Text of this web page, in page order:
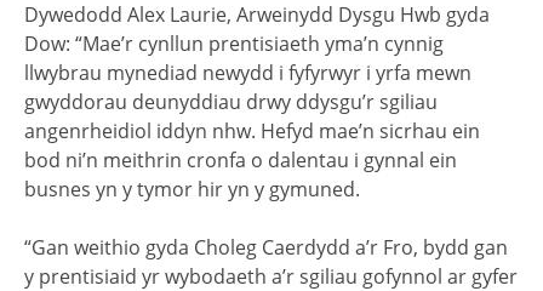
Dywedodd Alex Laurie, Arweinydd Dysgu Hwb gyda
Dow: “Mae’r cynllun prentisiaeth yma’n cynnig
llwybrau mynediad newydd i fyfyrwyr i yrfa mewn
gwyddorau deunyddiau drwy ddysgu’r sgiliau
angenrheidiol iddyn nhw. Hefyd mae’n sicrhau ein
bod ni’n meithrin cronfa o dalentau i gynnal ein
busnes yn y tymor hir yn y gymuned.
“Gan weithio gyda Choleg Caerdydd a’r Fro, bydd gan
y prentisiaid yr wybodaeth a’r sgiliau gofynnol ar gyfer